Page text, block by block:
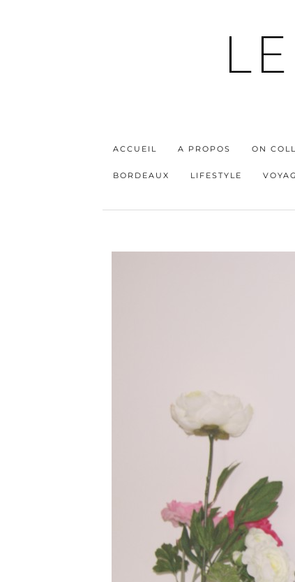
ACCUEIL A PROPOS ON
BORDEAUX LIFESTYLE